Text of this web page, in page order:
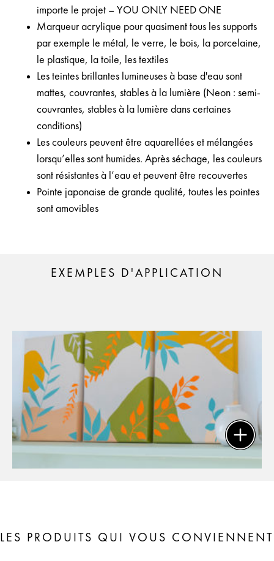
importe le projet – YOU ONLY NEED ONE
Marqueur acrylique pour quasiment tous les supports
par exemple le métal, le verre, le bois, la porcelaine,
le plastique, la toile, les textiles
Les teintes brillantes lumineuses à base d'eau sont
mattes, couvrantes, stables à la lumière (Neon : semi-
couvrantes, stables à la lumière dans certaines
conditions)
Les couleurs peuvent être aquarellées et mélangées
lorsqu’elles sont humides. Après séchage, les couleurs
sont résistantes à l’eau et peuvent être recouvertes
Pointe japonaise de grande qualité, toutes les pointes
sont amovibles
EXEMPLES D'APPLICATION
LES PRODUITS QUI VOUS CONVIENNENT